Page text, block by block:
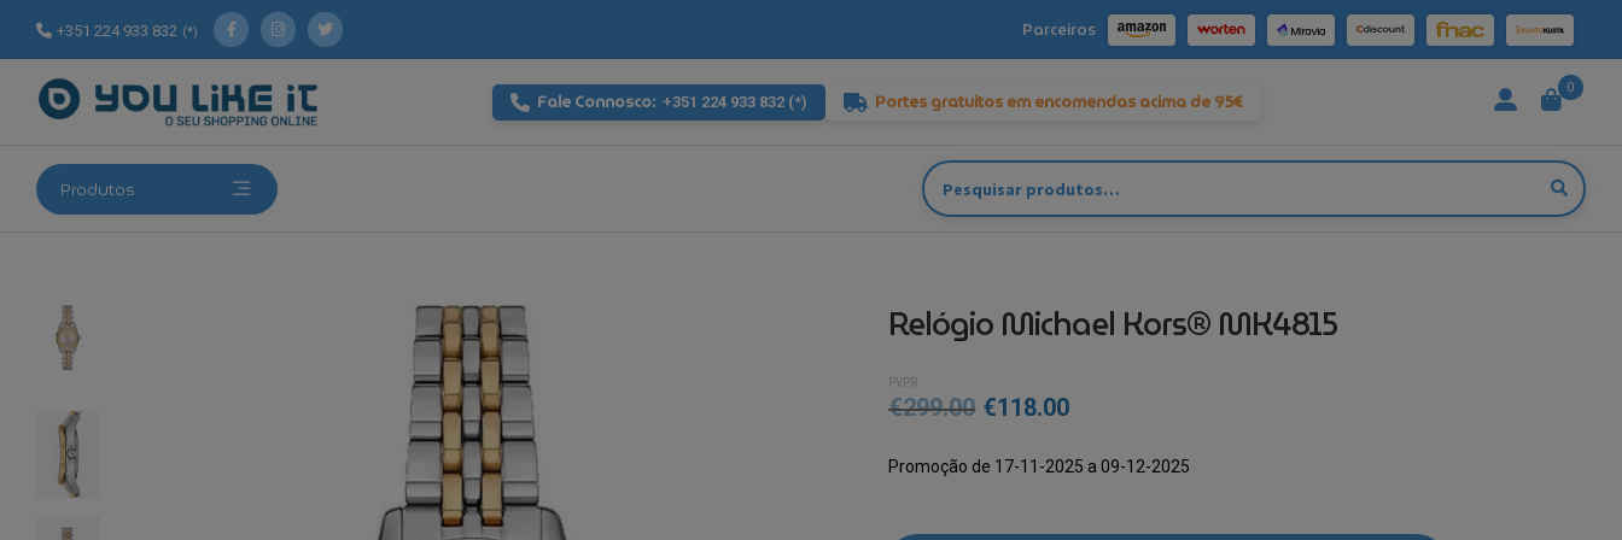
+351 224 933 832 (*) Parceiros
Fale Connosco: +351 224 933 832 (*) Portes gratuitos em encomendas acima de 95€
0
Produtos
Pesquisar
por:
Relógio Michael Kors® MK4815
PVPR
€299.00 O
original
€118.00O
atual
Promoção de 17-11-2025 a 09-12-2025